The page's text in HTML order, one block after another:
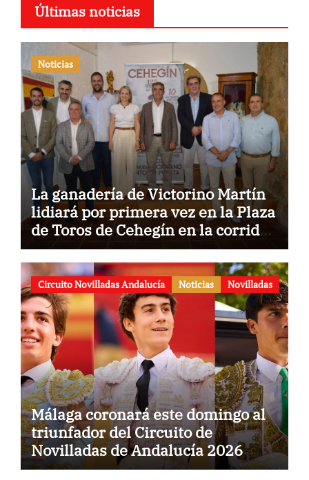
Últimas noticias
Noticias
La ganadería de Victorino Martín
lidiará por primera vez en la Plaza
de Toros de Cehegín en la corrida
conmemorativa de su 125
aniversario
Circuito Novilladas Andalucía Noticias Novilladas
Málaga coronará este domingo al
triunfador del Circuito de
Novilladas de Andalucía 2026